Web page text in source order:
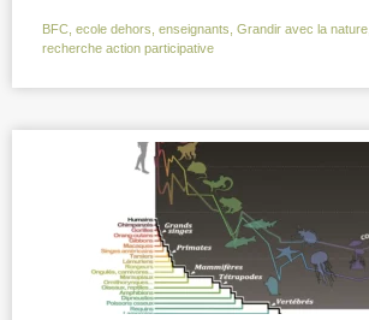
BFC ecole dehors enseignants Grandir avec la nature
recherche action participative